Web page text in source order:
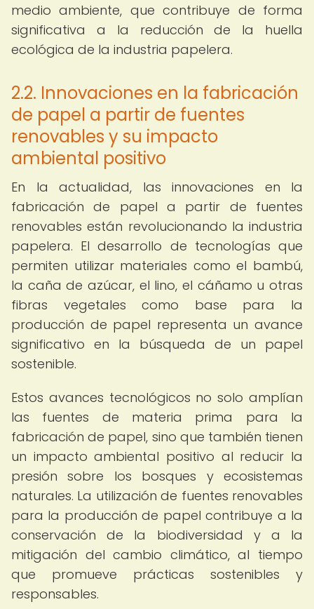
medio ambiente, que contribuye de forma
significativa a la reducción de la huella
ecológica de la industria papelera.
2.2. Innovaciones en la fabricación
de papel a partir de fuentes
renovables y su impacto
ambiental positivo
En la actualidad, las innovaciones en la
fabricación de papel a partir de fuentes
renovables están revolucionando la industria
papelera. El desarrollo de tecnologías que
permiten utilizar materiales como el bambú,
la caña de azúcar, el lino, el cáñamo u otras
fibras vegetales como base para la
producción de papel representa un avance
significativo en la búsqueda de un papel
sostenible.
Estos avances tecnológicos no solo amplían
las fuentes de materia prima para la
fabricación de papel, sino que también tienen
un impacto ambiental positivo al reducir la
presión sobre los bosques y ecosistemas
naturales. La utilización de fuentes renovables
para la producción de papel contribuye a la
conservación de la biodiversidad y a la
mitigación del cambio climático, al tiempo
que promueve prácticas sostenibles y
responsables.